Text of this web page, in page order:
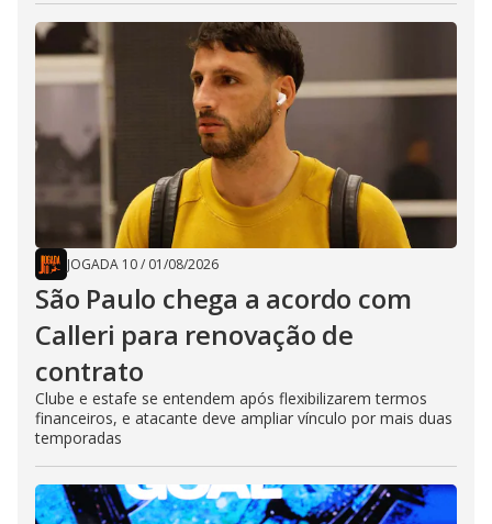
JOGADA 10/ 01/08/2026
São Paulo chega a acordo com
Calleri para renovação de
contrato
Clube e estafe se entendem após flexibilizarem termos
financeiros, e atacante deve ampliar vínculo por mais duas
temporadas